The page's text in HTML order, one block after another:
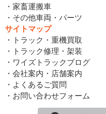
・家畜運搬車
・その他車両・パーツ
サイトマップ
・トラック・重機買取
・トラック修理・架装
・ワイズトラックブログ
・会社案内・店舗案内
・よくあるご質問
・お問い合わせフォーム